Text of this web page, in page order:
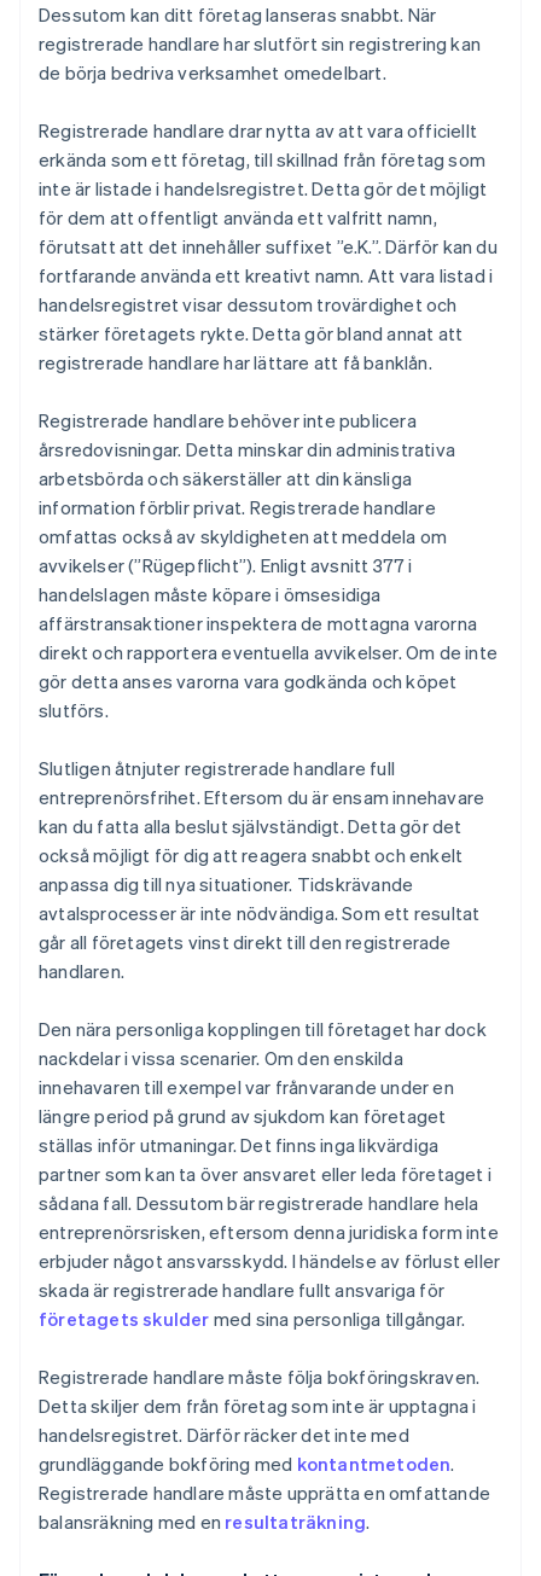
Dessutom kan ditt företag lanseras snabbt. När
registrerade handlare har slutfört sin registrering kan
de börja bedriva verksamhet omedelbart.
Registrerade handlare drar nytta av att vara officiellt
erkända som ett företag, till skillnad från företag som
inte är listade i handelsregistret. Detta gör det möjligt
för dem att offentligt använda ett valfritt namn,
förutsatt att det innehåller suffixet ”e.K.”. Därför kan du
fortfarande använda ett kreativt namn. Att vara listad i
handelsregistret visar dessutom trovärdighet och
stärker företagets rykte. Detta gör bland annat att
registrerade handlare har lättare att få banklån.
Registrerade handlare behöver inte publicera
årsredovisningar. Detta minskar din administrativa
arbetsbörda och säkerställer att din känsliga
information förblir privat. Registrerade handlare
omfattas också av skyldigheten att meddela om
avvikelser (”Rügepflicht”). Enligt avsnitt 377 i
handelslagen måste köpare i ömsesidiga
affärstransaktioner inspektera de mottagna varorna
direkt och rapportera eventuella avvikelser. Om de inte
gör detta anses varorna vara godkända och köpet
slutförs.
Slutligen åtnjuter registrerade handlare full
entreprenörsfrihet. Eftersom du är ensam innehavare
kan du fatta alla beslut självständigt. Detta gör det
också möjligt för dig att reagera snabbt och enkelt
anpassa dig till nya situationer. Tidskrävande
avtalsprocesser är inte nödvändiga. Som ett resultat
går all företagets vinst direkt till den registrerade
handlaren.
Den nära personliga kopplingen till företaget har dock
nackdelar i vissa scenarier. Om den enskilda
innehavaren till exempel var frånvarande under en
längre period på grund av sjukdom kan företaget
ställas inför utmaningar. Det finns inga likvärdiga
partner som kan ta över ansvaret eller leda företaget i
sådana fall. Dessutom bär registrerade handlare hela
entreprenörsrisken, eftersom denna juridiska form inte
erbjuder något ansvarsskydd. I händelse av förlust eller
skada är registrerade handlare fullt ansvariga för
företagets skulder med sina personliga tillgångar.
Registrerade handlare måste följa bokföringskraven.
Detta skiljer dem från företag som inte är upptagna i
handelsregistret. Därför räcker det inte med
grundläggande bokföring med kontantmetoden.
Registrerade handlare måste upprätta en omfattande
balansräkning med en resultaträkning.